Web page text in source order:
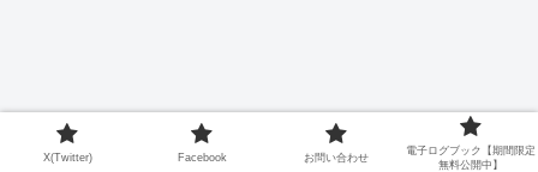
X(Twitter) Facebook お問い合わせ
電子ログブック【期間限定
無料公開中】